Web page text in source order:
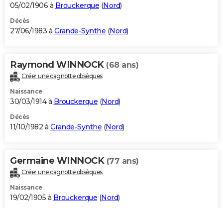
05/02/1906 à Brouckerque (Nord)
Décès
27/06/1983 à Grande-Synthe (Nord)
Raymond WINNOCK (68 ans)
Créer une cagnotte obsèques
Naissance
30/03/1914 à Brouckerque (Nord)
Décès
11/10/1982 à Grande-Synthe (Nord)
Germaine WINNOCK (77 ans)
Créer une cagnotte obsèques
Naissance
19/02/1905 à Brouckerque (Nord)